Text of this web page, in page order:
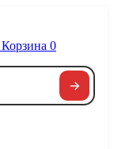
Корзина 0